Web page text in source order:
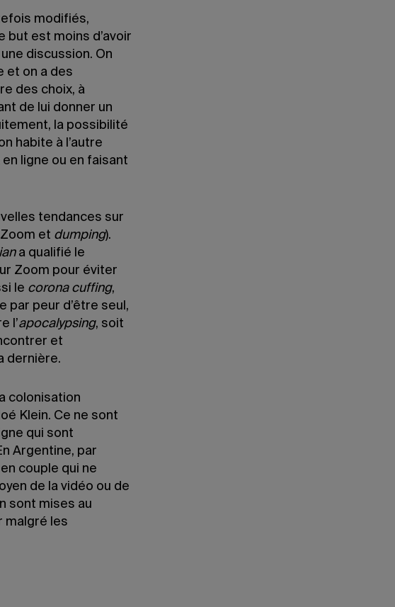
modifiés,
but est moins d’avoir
discussion. On
et on a des
des choix, à
de lui donner un
la possibilité
habite à l’autre
ligne ou en faisant
tendances sur
et dumping).
a qualifié le
Zoom pour éviter
le corona cuffing,
par peur d’être seul,
l’apocalypsing, soit
et
dernière.
colonisation
Klein. Ce ne sont
qui sont
Argentine, par
couple qui ne
de la vidéo ou de
sont mises au
malgré les